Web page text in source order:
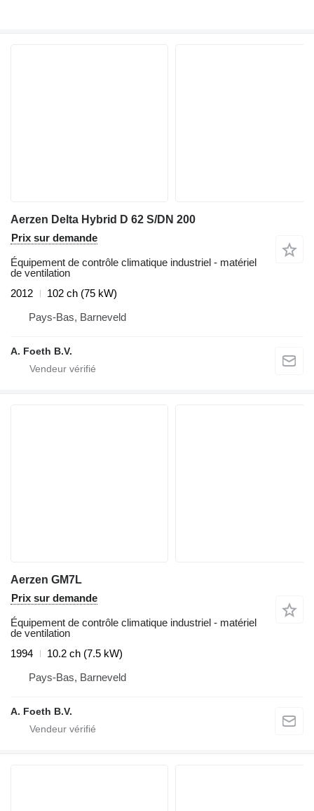
Aerzen Delta Hybrid D 62 S/DN 200
Prix sur demande
Équipement de contrôle climatique industriel - matériel
de ventilation
2012
102 ch (75 kW)
Pays-Bas, Barneveld
A. Foeth B.V.
Aerzen GM7L
Prix sur demande
Équipement de contrôle climatique industriel - matériel
de ventilation
1994
10.2 ch (7.5 kW)
Pays-Bas, Barneveld
A. Foeth B.V.